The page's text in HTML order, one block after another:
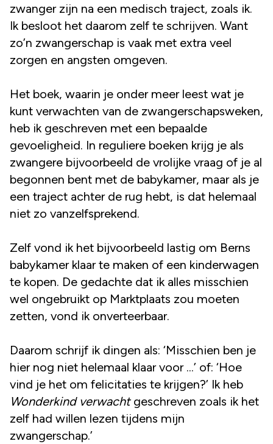
zwanger zijn na een medisch traject, zoals ik.
Ik besloot het daarom zelf te schrijven. Want
zo’n zwangerschap is vaak met extra veel
zorgen en angsten omgeven.
Het boek, waarin je onder meer leest wat je
kunt verwachten van de zwangerschapsweken,
heb ik geschreven met een bepaalde
gevoeligheid. In reguliere boeken krijg je als
zwangere bijvoorbeeld de vrolijke vraag of je al
begonnen bent met de babykamer, maar als je
een traject achter de rug hebt, is dat helemaal
niet zo vanzelfsprekend.
Zelf vond ik het bijvoorbeeld lastig om Berns
babykamer klaar te maken of een kinderwagen
te kopen. De gedachte dat ik alles misschien
wel ongebruikt op Marktplaats zou moeten
zetten, vond ik onverteerbaar.
Daarom schrijf ik dingen als: ‘Misschien ben je
hier nog niet helemaal klaar voor ...’ of: ‘Hoe
vind je het om felicitaties te krijgen?’ Ik heb
Wonderkind verwachtgeschreven zoals ik het
zelf had willen lezen tijdens mijn
zwangerschap.’